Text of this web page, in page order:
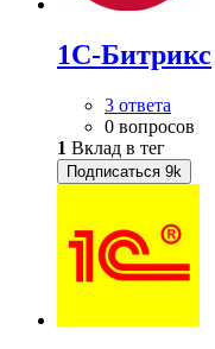
1С-Битрикс
3 ответа
0 вопросов
1 Вклад в тег
Подписаться 9k